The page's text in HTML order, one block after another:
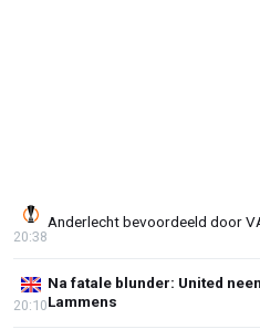
Anderlecht bevoordeeld door
20:38
Na fatale blunder: United
Lammens
20:10